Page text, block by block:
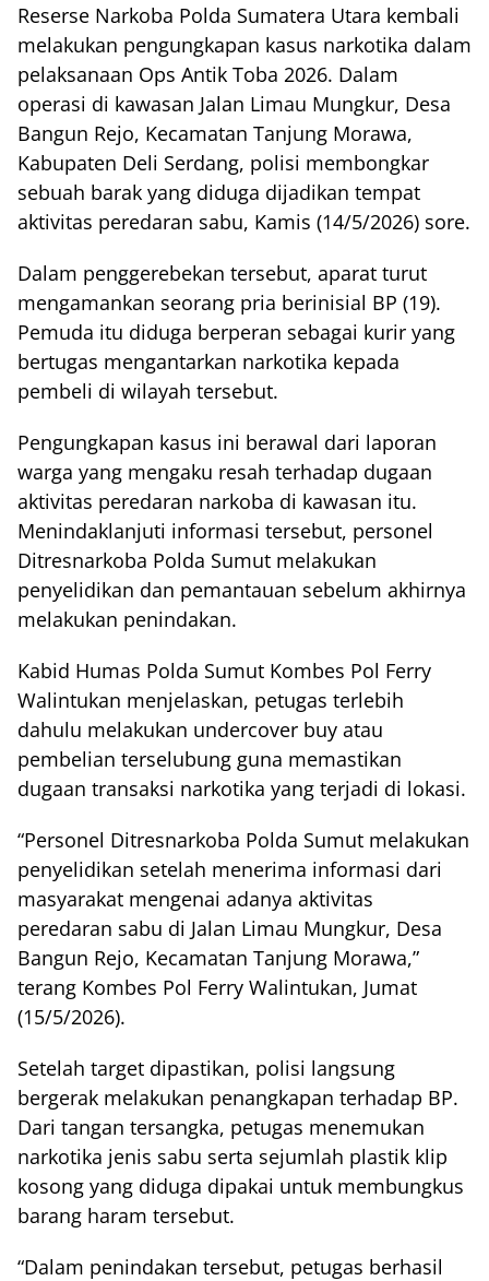
Reserse Narkoba Polda Sumatera Utara kembali
melakukan pengungkapan kasus narkotika dalam
pelaksanaan Ops Antik Toba 2026. Dalam
operasi di kawasan Jalan Limau Mungkur, Desa
Bangun Rejo, Kecamatan Tanjung Morawa,
Kabupaten Deli Serdang, polisi membongkar
sebuah barak yang diduga dijadikan tempat
aktivitas peredaran sabu, Kamis (14/5/2026) sore.
Dalam penggerebekan tersebut, aparat turut
mengamankan seorang pria berinisial BP (19).
Pemuda itu diduga berperan sebagai kurir yang
bertugas mengantarkan narkotika kepada
pembeli di wilayah tersebut.
Pengungkapan kasus ini berawal dari laporan
warga yang mengaku resah terhadap dugaan
aktivitas peredaran narkoba di kawasan itu.
Menindaklanjuti informasi tersebut, personel
Ditresnarkoba Polda Sumut melakukan
penyelidikan dan pemantauan sebelum akhirnya
melakukan penindakan.
Kabid Humas Polda Sumut Kombes Pol Ferry
Walintukan menjelaskan, petugas terlebih
dahulu melakukan undercover buy atau
pembelian terselubung guna memastikan
dugaan transaksi narkotika yang terjadi di lokasi.
“Personel Ditresnarkoba Polda Sumut melakukan
penyelidikan setelah menerima informasi dari
masyarakat mengenai adanya aktivitas
peredaran sabu di Jalan Limau Mungkur, Desa
Bangun Rejo, Kecamatan Tanjung Morawa,”
terang Kombes Pol Ferry Walintukan, Jumat
(15/5/2026).
Setelah target dipastikan, polisi langsung
bergerak melakukan penangkapan terhadap BP.
Dari tangan tersangka, petugas menemukan
narkotika jenis sabu serta sejumlah plastik klip
kosong yang diduga dipakai untuk membungkus
barang haram tersebut.
“Dalam penindakan tersebut, petugas berhasil